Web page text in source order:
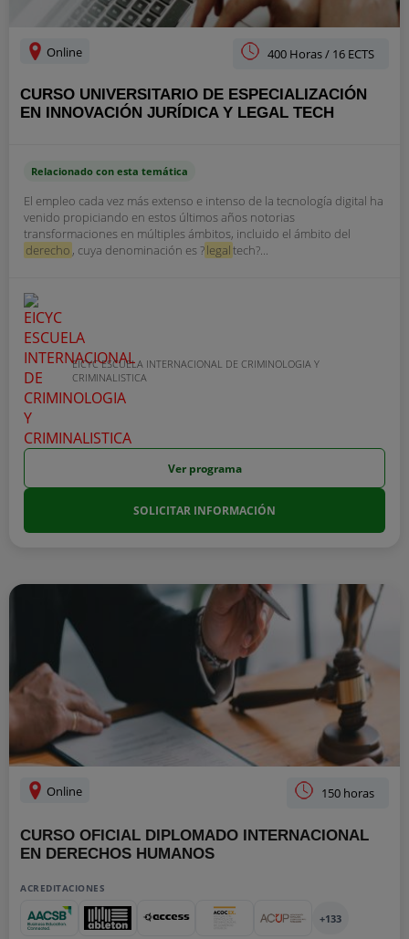
Online 400 Horas / 16 ECTS
CURSO UNIVERSITARIO DE ESPECIALIZACIÓN
EN INNOVACIÓN JURÍDICA Y LEGAL TECH
Relacionado con esta temática
El empleo cada vez más extenso e intenso de la tecnología digital ha
venido propiciando en estos últimos años notorias
transformaciones en múltiples ámbitos, incluido el ámbito del
derecho , cuya denominación es ?legaltech?...
EICYC ESCUELA INTERNACIONAL DE CRIMINOLOGIA Y
CRIMINALISTICA
Ver programa
SOLICITAR INFORMACIÓN
Online 150 horas
CURSO OFICIAL DIPLOMADO INTERNACIONAL
EN DERECHOS HUMANOS
ACREDITACIONES
+133